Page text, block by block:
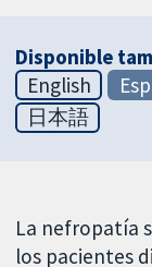
Disponible
English
日本語
La nefropatía
los pacientes